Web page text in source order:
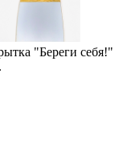
"Береги себя!"